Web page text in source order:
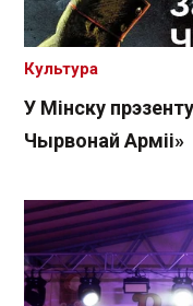
У Мінску
Чырвонай Арміі»
Культура